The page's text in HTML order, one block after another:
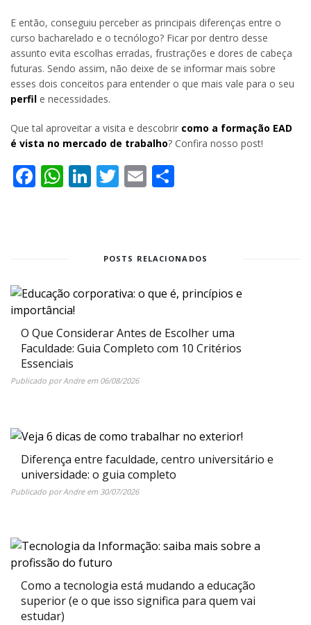
E então, conseguiu perceber as principais diferenças entre o
curso bacharelado e o tecnólogo? Ficar por dentro desse
assunto evita escolhas erradas, frustrações e dores de cabeça
futuras. Sendo assim, não deixe de se informar mais sobre
esses dois conceitos para entender o que mais vale para o seu
perfil e necessidades.
Que tal aproveitar a visita e descobrir como a formação EAD
é vista no mercado de trabalho? Confira nosso post!
Facebook
WhatsApp
LinkedIn
Twitter
Email
POSTS RELACIONADOS
O Que Considerar Antes de Escolher uma
Faculdade: Guia Completo com 10 Critérios
Essenciais
Publicado porAndreem 06/08/2026
Diferença entre faculdade, centro universitário e
universidade: o guia completo
Publicado porAndreem30/07/2026
Como a tecnologia está mudando a educação
superior (e o que isso significa para quem vai
estudar)